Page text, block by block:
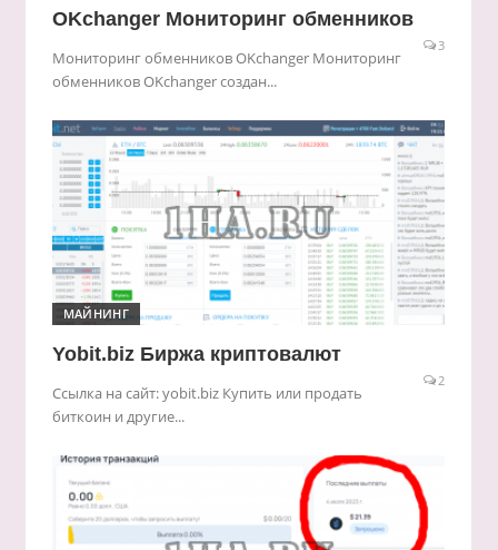
OKchanger Мониторинг обменников
3
Мониторинг обменников OKchanger Мониторинг
обменников OKchanger создан...
МАЙНИНГ
Yobit.biz Биржа криптовалют
2
Ссылка на сайт: yobit.biz Купить или продать
биткоин и другие...